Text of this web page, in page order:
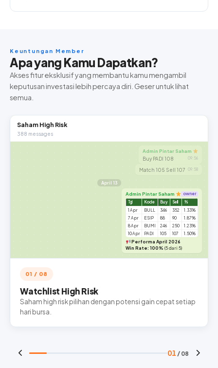
Keuntungan Member
Apa yang Kamu Dapatkan?
Akses fitur eksklusif yang membantu kamu mengambil
keputusan investasi lebih percaya diri. Geser untuk lihat
semua.
Saham High Risk
388 messages
Admin Pintar Saham
Buy PADI 108
09:56
Match 105 Sell 107 09:58
April 13
Admin Pintar Saham
owner
Tgl
Kode Buy Sell %
1 Apr BULL 346 352
1.33%
7 Apr
ESIP 88 90
1.87%
8 Apr
BUMI 246 250
1.23%
10 Apr
PADI 105 107
1.50%
Performa April 2026
Win Rate: 100% (5 dari 5)
01 / 08
Watchlist High Risk
Saham high risk pilihan dengan potensi gain cepat setiap
hari bursa.
01 / 08